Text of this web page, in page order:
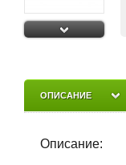
ОПИСАНИЕ
Описание: